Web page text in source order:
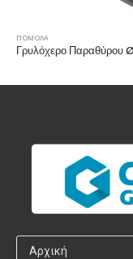
ΠΟΜΟΛΑ
Αρχική